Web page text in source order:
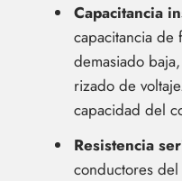
Capacitancia
capacitancia de
demasiado
rizado de
capacidad del
Resistencia
conductores